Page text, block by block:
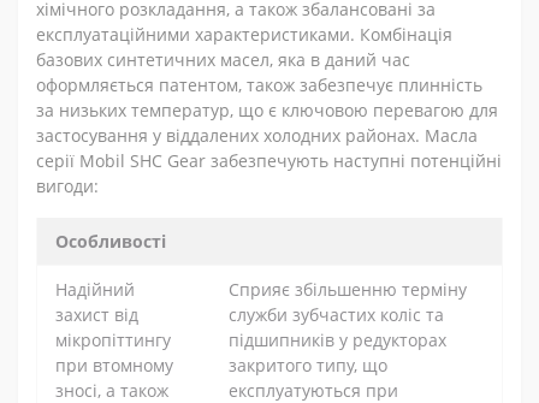
хімічного розкладання, а також збалансовані за
експлуатаційними характеристиками. Комбінація
базових синтетичних масел, яка в даний час
оформляється патентом, також забезпечує плинність
за низьких температур, що є ключовою перевагою для
застосування у віддалених холодних районах. Масла
серії Mobil SHC Gear забезпечують наступні потенційні
вигоди:
Особливості
Надійний
захист від
мікропіттингу
при втомному
зносі, а також
Сприяє збільшенню терміну
служби зубчастих коліс та
підшипників у редукторах
закритого типу, що
експлуатуються при